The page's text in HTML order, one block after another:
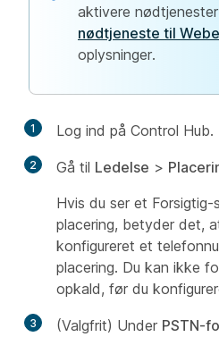
aktivere
nødtjeneste til
oplysninger.
1 Log ind på Control Hub.
2 Gå til Ledelse >
Hvis du ser et
placering, betyder det,
konfigureret et
placering. Du kan ikke
opkald, før du
3 (Valgfrit) Under PSTN-